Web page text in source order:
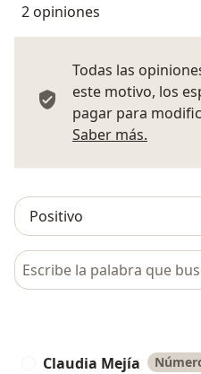
2 opiniones
Todas las
este motivo, los
pagar para
Saber más.
Busca en opiniones
Claudia Mejía